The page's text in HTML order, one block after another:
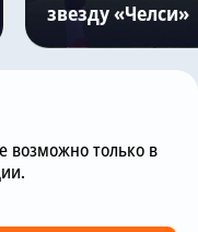
звезду «Челси»
возможно только в